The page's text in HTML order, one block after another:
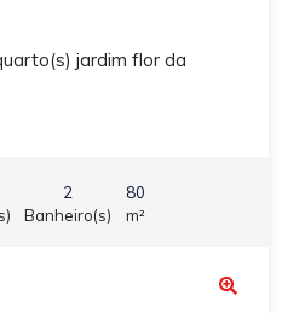
jardim flor da
2
Banheiro(s)
80
m²